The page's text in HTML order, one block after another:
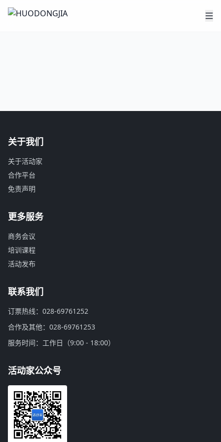
关于我们
关于活动家
合作平台
免责声明
更多服务
商务会议
培训课程
活动发布
联系我们
订票热线：028-69761252
合作及其他：028-69761253
服务时间：工作日（9:00 - 18:00）
活动家公众号